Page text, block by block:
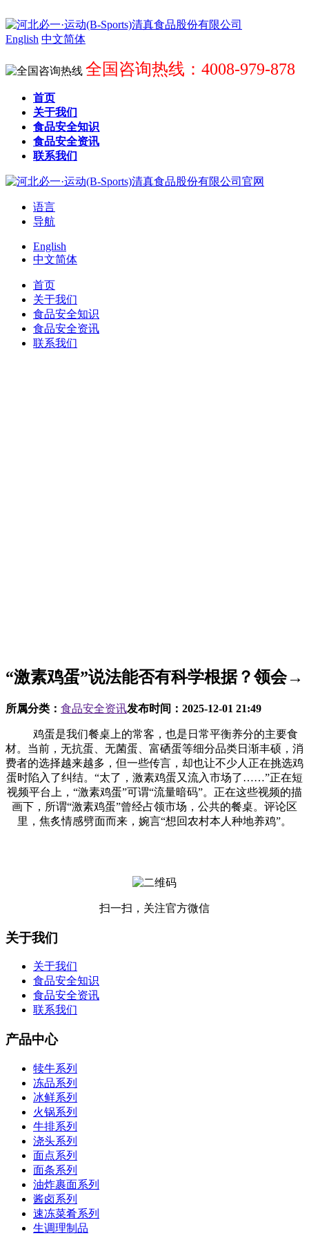
English 中文简体
全国咨询热线：4008-979-878
首页
关于我们
食品安全知识
食品安全资讯
联系我们
语言
导航
English
中文简体
首页
关于我们
食品安全知识
食品安全资讯
联系我们
“激素鸡蛋”说法能否有科学根据？领会→
所属分类： 食品安全资讯发布时间： 2025-12-01 21:49
鸡蛋是我们餐桌上的常客，也是日常平衡养分的主要食
材。当前，无抗蛋、无菌蛋、富硒蛋等细分品类日渐丰硕，消
费者的选择越来越多，但一些传言，却也让不少人正在挑选鸡
蛋时陷入了纠结。“太了，激素鸡蛋又流入市场了……”正在短
视频平台上，“激素鸡蛋”可谓“流量暗码”。正在这些视频的描
画下，所谓“激素鸡蛋”曾经占领市场，公共的餐桌。评论区
里，焦炙情感劈面而来，婉言“想回农村本人种地养鸡”。
扫一扫，关注官方微信
关于我们
关于我们
食品安全知识
食品安全资讯
联系我们
产品中心
犊牛系列
冻品系列
冰鲜系列
火锅系列
牛排系列
浇头系列
面点系列
面条系列
油炸裹面系列
酱卤系列
速冻菜肴系列
生调理制品